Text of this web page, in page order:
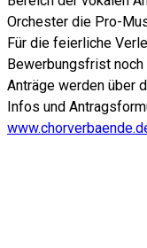
Orchester die Pro-
Für die feierliche
Bewerbungsfrist
Anträge werden über
Infos und